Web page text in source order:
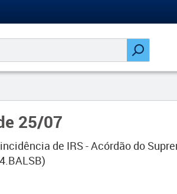
25/07
de IRS - Acórdão do